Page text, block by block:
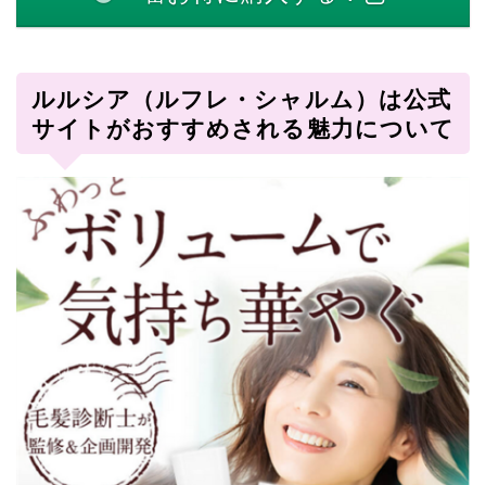
ルルシア（ルフレ・シャルム）は公式
サイトがおすすめされる魅力について